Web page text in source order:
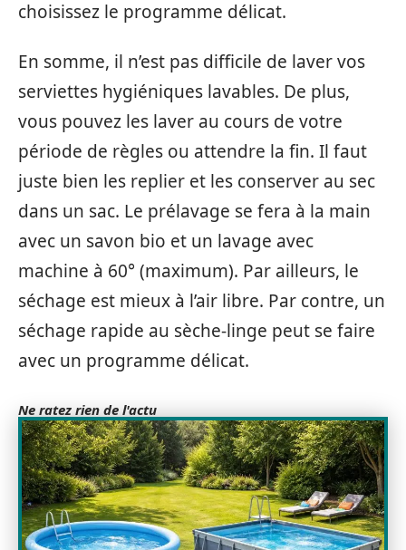
choisissez le programme délicat.
En somme, il n’est pas difficile de laver vos
serviettes hygiéniques lavables. De plus,
vous pouvez les laver au cours de votre
période de règles ou attendre la fin. Il faut
juste bien les replier et les conserver au sec
dans un sac. Le prélavage se fera à la main
avec un savon bio et un lavage avec
machine à 60° (maximum). Par ailleurs, le
séchage est mieux à l’air libre. Par contre, un
séchage rapide au sèche-linge peut se faire
avec un programme délicat.
Ne ratez rien de l'actu